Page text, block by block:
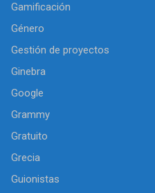
Gamificación
Género
Gestión de proyectos
Ginebra
Google
Grammy
Gratuito
Grecia
Guionistas